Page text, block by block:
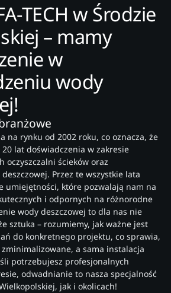
TECH w Środzie
– mamy
w
wody
na rynku od 2002 roku, co oznacza, że
lat doświadczenia w zakresie
oczyszczalni ścieków oraz
Przez te wszystkie lata
umiejętności, które pozwalają nam na
i odpornych na różnorodne
wody deszczowej to dla nas nie
sztuka – rozumiemy, jak ważne jest
do konkretnego projektu, co sprawia,
zminimalizowane, a sama instalacja
potrzebujesz profesjonalnych
odwadnianie to nasza specjalność
jak i okolicach!